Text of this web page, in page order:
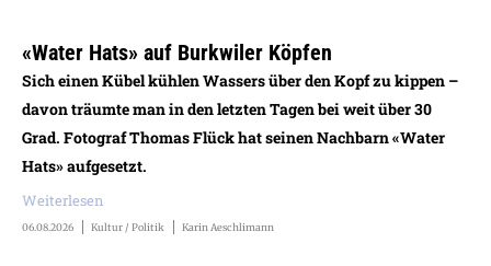
«Water Hats» auf Burkwiler Köpfen
Sich einen Kübel kühlen Wassers über den Kopf zu kippen –
davon träumte man in den letzten Tagen bei weit über 30
Grad. Fotograf Thomas Flück hat seinen Nachbarn «Water
Hats» aufgesetzt.
Weiterlesen
06.08.2026 Kultur / Politik Karin Aeschlimann